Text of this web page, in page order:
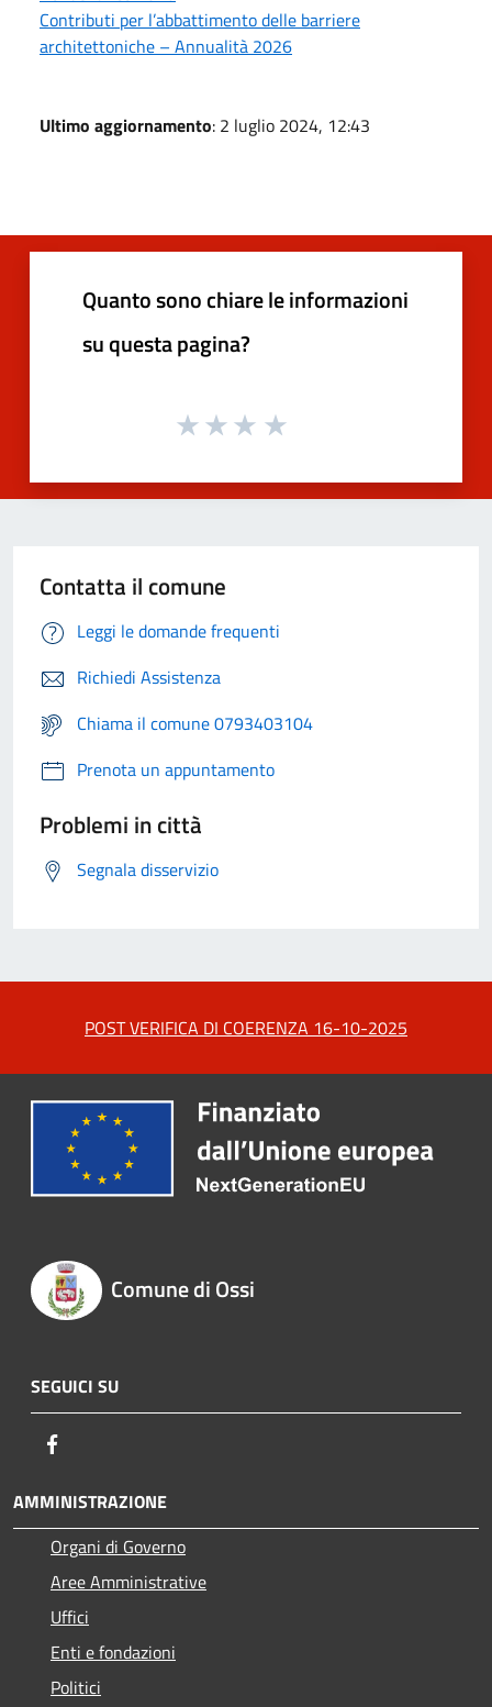
Contributi per l’abbattimento delle barriere
architettoniche – Annualità 2026
Ultimo aggiornamento: 2 luglio 2024, 12:43
Quanto sono chiare le informazioni
su questa pagina?
Contatta il comune
Leggi le domande frequenti
Richiedi Assistenza
Chiama il comune 0793403104
Prenota un appuntamento
Problemi in città
Segnala disservizio
POST VERIFICA DI COERENZA 16-10-2025
Comune di Ossi
SEGUICI SU
AMMINISTRAZIONE
Organi di Governo
Aree Amministrative
Uffici
Enti e fondazioni
Politici